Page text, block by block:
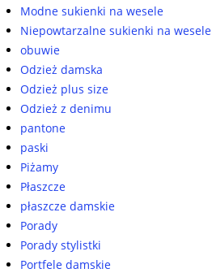
Modne sukienki na wesele
Niepowtarzalne sukienki na wesele
obuwie
Odzież damska
Odzież plus size
Odzież z denimu
pantone
paski
Piżamy
Płaszcze
płaszcze damskie
Porady
Porady stylistki
Portfele damskie